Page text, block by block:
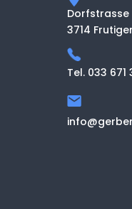
Dorfstrasse
3714
Tel. 033 671